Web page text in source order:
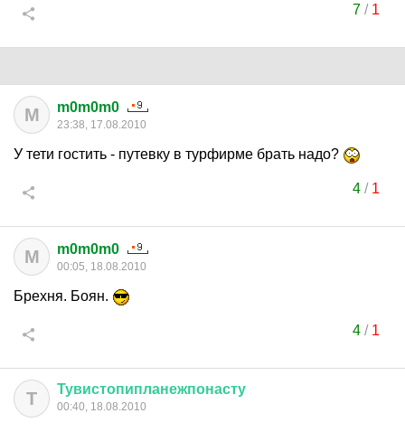
7/ 1
M m0m0m0
23:38, 17.08.2010
У тети гостить - путевку в турфирме брать надо?
4/ 1
M m0m0m0
00:05, 18.08.2010
Брехня. Боян.
4/ 1
Т Тувистопипланежпонасту
00:40, 18.08.2010